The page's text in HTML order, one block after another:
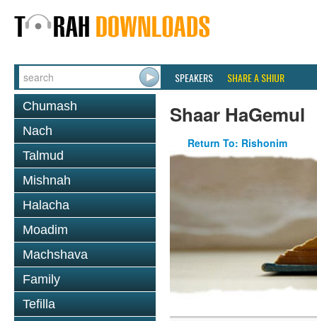
SPEAKERS SHARE A SHIUR
Chumash
Nach
Talmud
Mishnah
Halacha
Moadim
Machshava
Family
Tefilla
Shaar HaGemul
Return To: Rishonim